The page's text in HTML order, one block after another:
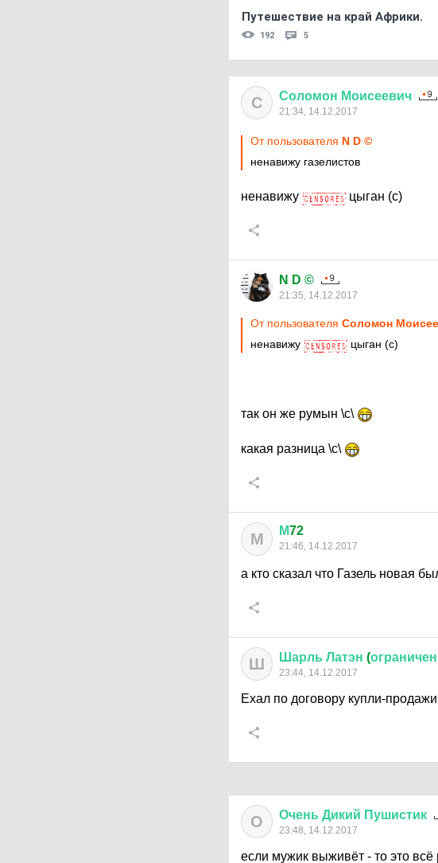
Путешествие на край Африки.
192 5
С Соломон Моисеевич
21:34, 14.12.2017
От пользователя N D ©
ненавижу газелистов
ненавижу цыган (с)
N D ©
21:35, 14.12.2017
От пользователя Соломон
ненавижу
цыган (с)
так он же румын \с\
какая разница \с\
М М72
21:46, 14.12.2017
а кто сказал что Газель новая
Ш Шарль Латэн (
23:44, 14.12.2017
Ехал по договору купли-
О Очень Дикий Пушистик
23:48, 14.12.2017
если мужик выживёт - то это